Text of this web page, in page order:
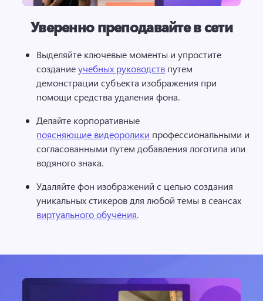
Уверенно преподавайте в сети
Выделяйте ключевые моменты и упростите
создание учебных руководств путем
демонстрации субъекта изображения при
помощи средства удаления фона.
Делайте корпоративные
поясняющие видеоролики профессиональными и
согласованными путем добавления логотипа или
водяного знака.
Удаляйте фон изображений с целью создания
уникальных стикеров для любой темы в сеансах
виртуального обучения.